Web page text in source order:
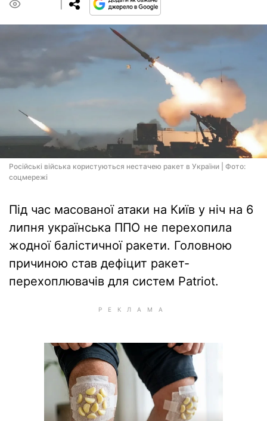
Російські війська користуються нестачею ракет в України | Фото:
соцмережi
Під час масованої атаки на Київ у ніч на 6
липня українська ППО не перехопила
жодної балістичної ракети. Головною
причиною став дефіцит ракет-
перехоплювачів для систем Patriot.